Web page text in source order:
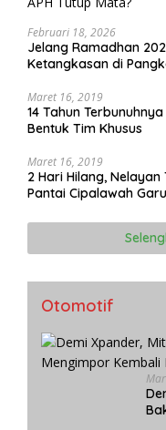
Februari 18, 2026
Jelang Ramadhan
Ketangkasan di
Maret 16, 2019
14 Tahun
Bentuk Tim Khusus
Maret 16, 2019
2 Hari Hilang,
Pantai Cipalawah
Otomotif